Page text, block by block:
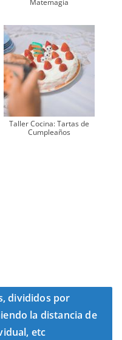
Matemagia
Taller Cocina: Tartas de
Cumpleaños
divididos por
la distancia de
etc